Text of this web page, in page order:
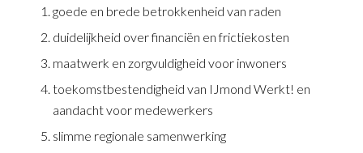
goede en brede betrokkenheid van raden
duidelijkheid over financiën en frictiekosten
maatwerk en zorgvuldigheid voor inwoners
toekomstbestendigheid van IJmond Werkt! en
aandacht voor medewerkers
slimme regionale samenwerking